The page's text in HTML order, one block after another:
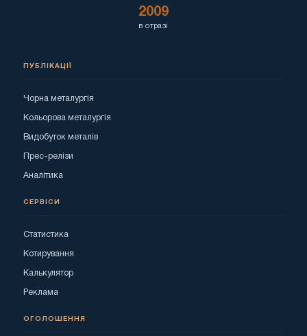
2009
в отразі
ПУБЛІКАЦІЇ
Чорна металургія
Кольорова металургія
Видобуток металів
Прес-релізи
Аналітика
СЕРВІСИ
Статистика
Котирування
Калькулятор
Реклама
ОГОЛОШЕННЯ